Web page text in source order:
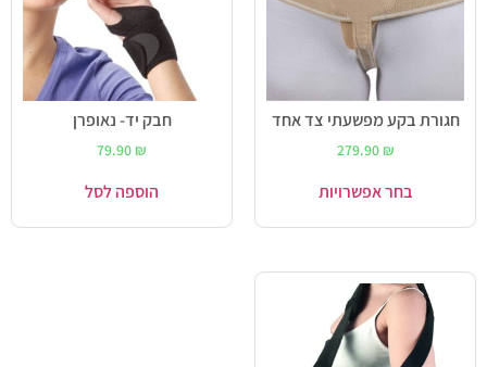
חגורת בקע מפשעתי צד אחד
279.90 ₪
בחר אפשרויות
חבק יד- נאופרן
79.90 ₪
הוספה לסל